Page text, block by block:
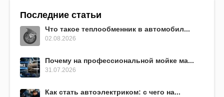
Последние статьи
Что такое теплообменник в автомобил...
02.08.2026
Почему на профессиональной мойке ма...
31.07.2026
Как стать автоэлектриком: с чего на...